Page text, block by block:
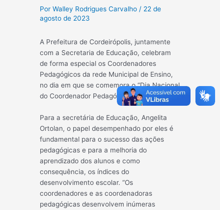
PorWalley Rodrigues Carvalho / 22 de
agosto de 2023
A Prefeitura de Cordeirópolis, juntamente
com a Secretaria de Educação, celebram
de forma especial os Coordenadores
Pedagógicos da rede Municipal de Ensino,
no dia em que se comemora o “Dia Nacional
do Coordenador Pedagógico”.
Para a secretária de Educação, Angelita
Ortolan, o papel desempenhado por eles é
fundamental para o sucesso das ações
pedagógicas e para a melhoria do
aprendizado dos alunos e como
consequência, os índices do
desenvolvimento escolar. “Os
coordenadores e as coordenadoras
pedagógicas desenvolvem inúmeras